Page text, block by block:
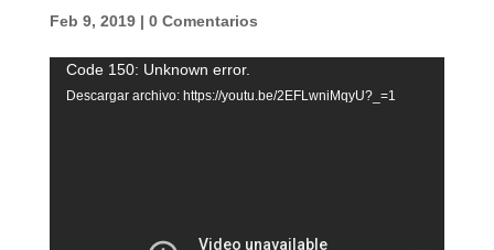
Feb 9, 2019| 0 Comentarios
Reproductor
de
Code 150: Unknown error.
Descargar archivo: https://youtu.be/2EFLwniMqyU?_=1